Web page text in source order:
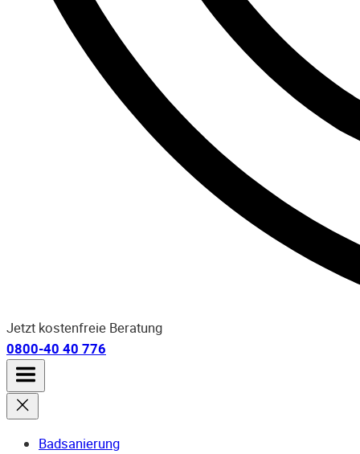
Jetzt kostenfreie Beratung
0800-40 40 776
Badsanierung